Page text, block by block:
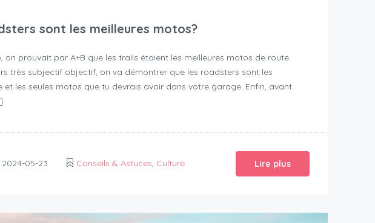
sont les meilleures motos?
on prouvait par A+B que les trails étaient les meilleures motos de route.
très subjectif objectif, on va démontrer que les roadsters sont les
et les seules motos que tu devrais avoir dans votre garage. Enfin, avant
2024-05-23 Conseils & Astuces, Culture Lire plus